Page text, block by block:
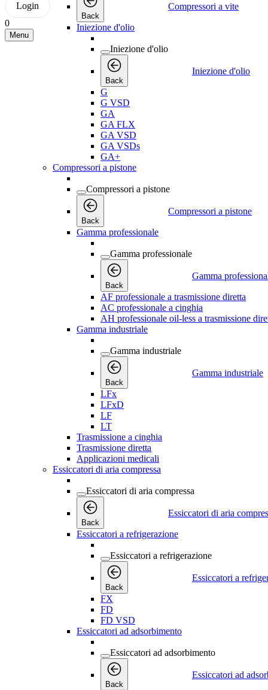
Login
0
Menu
Back
Compressori a vite
Iniezione d'olio
Iniezione d'olio
Back
Iniezione d'olio
G
G VSD
GA
GA FLX
GA VSD
GA VSDs
GA+
Compressori a pistone
Compressori a pistone
Back
Compressori a pistone
Gamma professionale
Gamma professionale
Back
Gamma
AF professionale a trasmissione diretta
AC professionale a cinghia
AH professionale oil-less a trasmissione
Gamma industriale
Gamma industriale
Back
Gamma industriale
LFx
LFxD
LF
LT
Trasmissione a cinghia
Trasmissione diretta
Applicazioni medicali
Essiccatori di aria compressa
Essiccatori di aria compressa
Back
Essiccatori di aria
Essiccatori a refrigerazione
Essiccatori a refrigerazione
Back
Essiccatori a
FX
FD
FD VSD
Essiccatori ad adsorbimento
Essiccatori ad adsorbimento
Back
Essiccatori ad